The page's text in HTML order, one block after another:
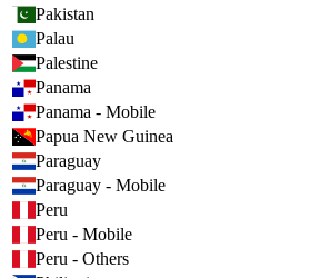
Pakistan
Palau
Palestine
Panama
Panama - Mobile
Papua New Guinea
Paraguay
Paraguay - Mobile
Peru
Peru - Mobile
Peru - Others